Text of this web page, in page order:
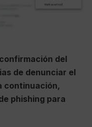
del
de denunciar el
continuación,
phishing para